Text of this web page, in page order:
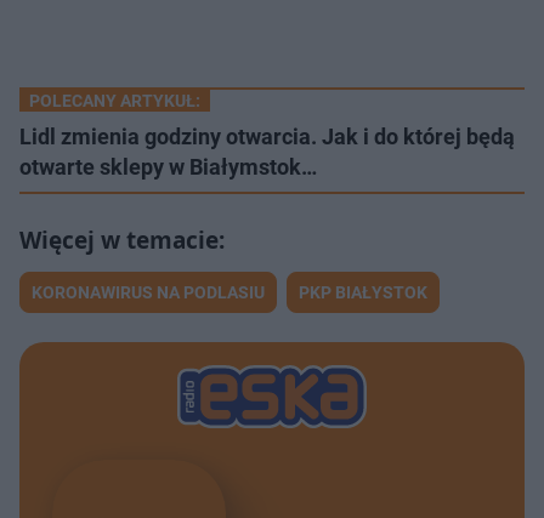
POLECANY ARTYKUŁ:
Lidl zmienia godziny otwarcia. Jak i do której będą
otwarte sklepy w Białymstok…
KORONAWIRUS NA PODLASIU PKP BIAŁYSTOK